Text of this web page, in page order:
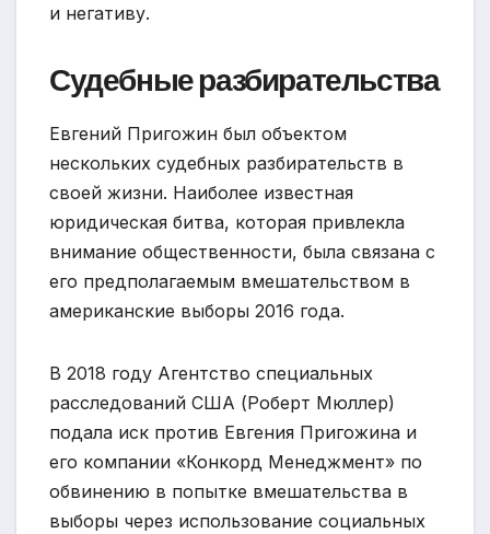
и негативу.
Судебные разбирательства
Евгений Пригожин был объектом
нескольких судебных разбирательств в
своей жизни. Наиболее известная
юридическая битва, которая привлекла
внимание общественности, была связана с
его предполагаемым вмешательством в
американские выборы 2016 года.
В 2018 году Агентство специальных
расследований США (Роберт Мюллер)
подала иск против Евгения Пригожина и
его компании «Конкорд Менеджмент» по
обвинению в попытке вмешательства в
выборы через использование социальных